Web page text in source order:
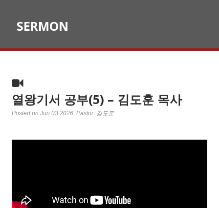
SERMON
열왕기서 공부(5) – 김도훈 목사
Posted on Jun 03 2026, Pastor: 김도훈